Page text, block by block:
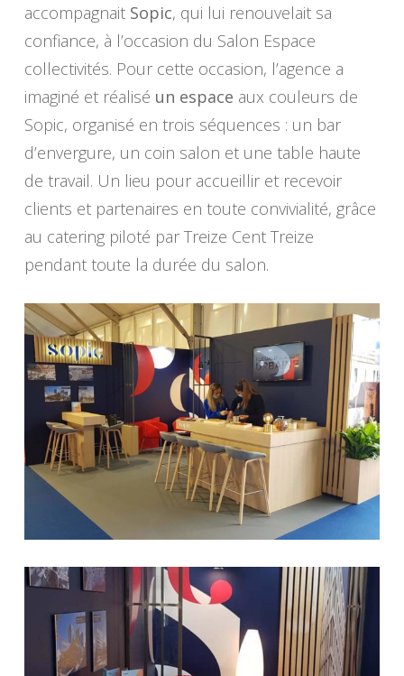
accompagnait Sopic, qui lui renouvelait sa
confiance, à l’occasion du Salon Espace
collectivités. Pour cette occasion, l’agence a
imaginé et réalisé un espace aux couleurs de
Sopic, organisé en trois séquences : un bar
d’envergure, un coin salon et une table haute
de travail. Un lieu pour accueillir et recevoir
clients et partenaires en toute convivialité, grâce
au catering piloté par Treize Cent Treize
pendant toute la durée du salon.